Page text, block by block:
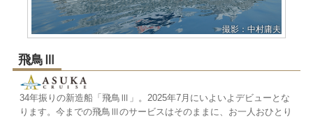
撮影：中村庸夫
飛鳥Ⅲ
34年振りの新造船「飛鳥Ⅲ」。2025年7月にいよいよデビューとな
ります。今までの飛鳥Ⅲのサービスはそのままに、お一人おひとり